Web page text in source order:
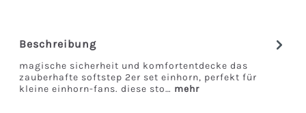
Beschreibung
magische sicherheit und komfortentdecke das
zauberhafte softstep 2er set einhorn, perfekt für
kleine einhorn-fans. diese sto… mehr